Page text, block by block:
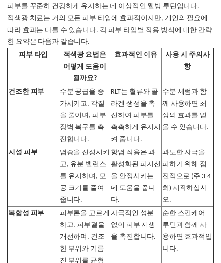
피부를 꾸준히 건강하게 유지하는 데 이상적인 웰빙 루틴입니다.
적색광 치료는 거의 모든 피부 타입에 효과적이지만, 개인의 필요에
따라 효과는 다를 수 있습니다. 각 피부 타입별 작용 방식에 대한 간략
한 요약은 다음과 같습니다.
피부 타입
적색광 요법은
어떻게 도움이
될까요?
효과적인 이유
사용 시 주의사
항
건조한 피부
수분 공급을 증
가시키고, 각질
을 줄이며, 피부
장벽 복구를 촉
진합니다.
RLT는 혈류와 콜
라겐 생성을 촉
진하여 피부를
촉촉하게 유지시
켜 줍니다.
수분 세럼과 함
께 사용하면 최
상의 효과를 얻
을 수 있습니다.
지성 피부
염증을 진정시키
고, 유분 밸런스
를 유지하며, 모
공 크기를 줄여
줍니다.
항염 작용은 과
활성화된 피지선
을 안정시키는
데 도움을 줍니
다.
과도한 자극을
피하기 위해 점
진적으로 (주 3-4
회) 시작하십시
오.
복합성 피부
피부톤을 고르게
하고, 피부결을
개선하며, 건조
한 부위와 기름
진 부위를 균형
자극적인 성분
없이 피부 재생
을 촉진합니다.
순한 스킨케어
루틴과 함께 사
용하면 효과적입
니다.